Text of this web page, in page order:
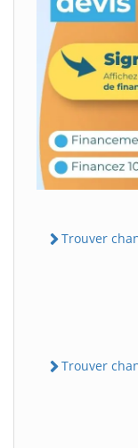
Trouver
Trouver